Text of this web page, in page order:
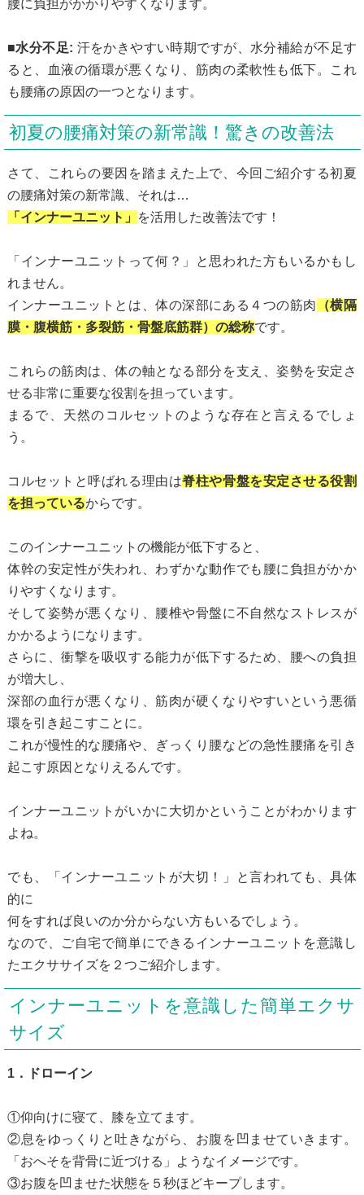
腰に負担がかかりやすくなります。
■水分不足: 汗をかきやすい時期ですが、水分補給が不足す
ると、血液の循環が悪くなり、筋肉の柔軟性も低下。これ
も腰痛の原因の一つとなります。
初夏の腰痛対策の新常識！驚きの改善法
さて、これらの要因を踏まえた上で、今回ご紹介する初夏
の腰痛対策の新常識、それは…
「インナーユニット」
を活用した改善法です！
「インナーユニットって何？」と思われた方もいるかもし
れません。
インナーユニットとは、体の深部にある４つの筋肉
（横隔
膜・腹横筋・多裂筋・骨盤底筋群）の総称です。
これらの筋肉は、体の軸となる部分を支え、姿勢を安定さ
せる非常に重要な役割を担っています。
まるで、天然のコルセットのような存在と言えるでしょ
う。
コルセットと呼ばれる理由は脊柱や骨盤を安定させる役割
を担っているからです。
このインナーユニットの機能が低下すると、
体幹の安定性が失われ、わずかな動作でも腰に負担がかか
りやすくなります。
そして姿勢が悪くなり、腰椎や骨盤に不自然なストレスが
かかるようになります。
さらに、衝撃を吸収する能力が低下するため、腰への負担
が増大し、
深部の血行が悪くなり、筋肉が硬くなりやすいという悪循
環を引き起こすことに。
これが慢性的な腰痛や、ぎっくり腰などの急性腰痛を引き
起こす原因となりえるんです。
インナーユニットがいかに大切かということがわかります
よね。
でも、「インナーユニットが大切！」と言われても、具体
的に
何をすれば良いのか分からない方もいるでしょう。
なので、ご自宅で簡単にできるインナーユニットを意識し
たエクササイズを２つご紹介します。
インナーユニットを意識した簡単エクサ
サイズ
1．ドローイン
①仰向けに寝て、膝を立てます。
②息をゆっくりと吐きながら、お腹を凹ませていきます。
「おへそを背骨に近づける」ようなイメージです。
③お腹を凹ませた状態を５秒ほどキープします。